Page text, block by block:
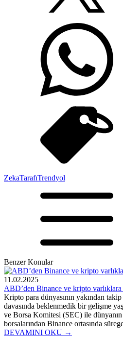
ZekaTarafıTrendyol
Benzer Konular
11.02.2025
ABD’den Binance ve kripto
Kripto para dünyasının yakından
davasında beklenmedik bir gelişme
ve Borsa Komitesi (SEC) ile
borsalarından Binance ortasında
DEVAMINI OKU →